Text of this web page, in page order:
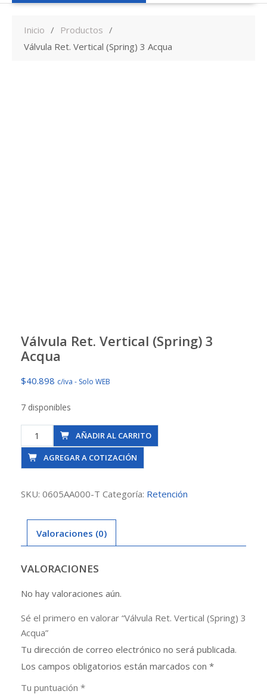
Inicio
Productos
Válvula Ret. Vertical (Spring) 3 Acqua
Válvula Ret. Vertical (Spring) 3
Acqua
$40.898 c/iva - Solo WEB
7 disponibles
Válvula
Ret.
Vertical
3
cantidad
AÑADIR AL CARRITO
AGREGAR A COTIZACIÓN
SKU: 0605AA000-T Categoría: Retención
Valoraciones (0)
VALORACIONES
No hay valoraciones aún.
Sé el primero en valorar “Válvula Ret. Vertical (Spring) 3
Acqua”
Tu dirección de correo electrónico no será publicada.
Los campos obligatorios están marcados con *
Tu puntuación *